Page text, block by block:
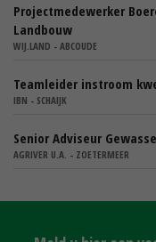
Projectmedewerker
Landbouw
WIJ.LAND - ABCOUDE
Teamleider instroom
IBN - SCHAIJK
Senior Adviseur
AGRIVER U.A. - ZOETERMEER